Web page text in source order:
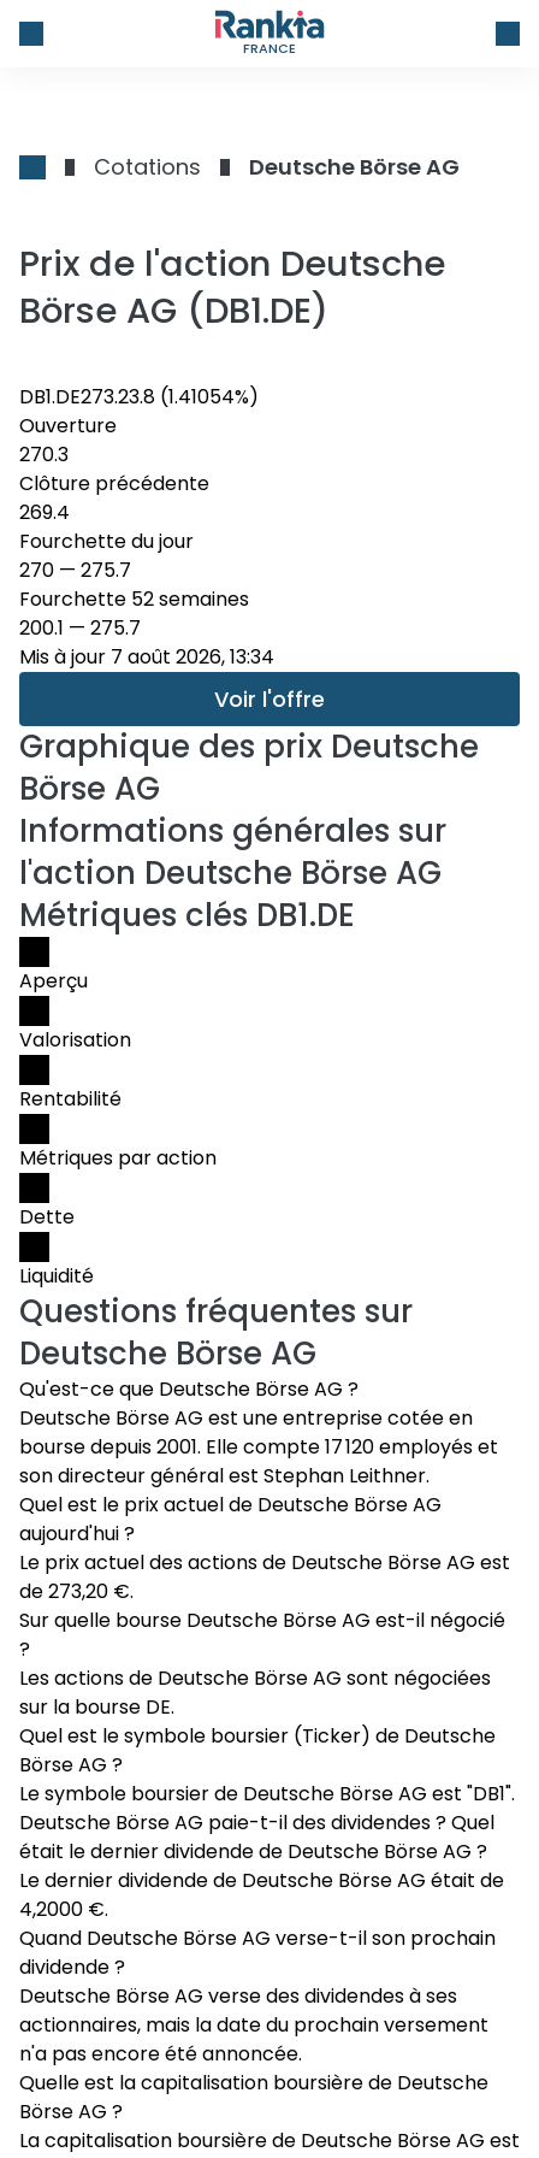
FRANCE
Cotations Deutsche Börse AG
Prix de l'action Deutsche
Börse AG (DB1.DE)
DB1.DE273.23.8 (1.41054%)
Ouverture
270.3
Clôture précédente
269.4
Fourchette du jour
270 — 275.7
Fourchette 52 semaines
200.1 — 275.7
Mis à jour 7 août 2026, 13:34
Voir l'offre
Graphique des prix Deutsche
Börse AG
Informations générales sur
l'action Deutsche Börse AG
Métriques clés DB1.DE
Aperçu
Valorisation
Rentabilité
Métriques par action
Dette
Liquidité
Questions fréquentes sur
Deutsche Börse AG
Qu'est-ce que Deutsche Börse AG ?
Deutsche Börse AG est une entreprise cotée en
bourse depuis 2001. Elle compte 17 120 employés et
son directeur général est Stephan Leithner.
Quel est le prix actuel de Deutsche Börse AG
aujourd'hui ?
Le prix actuel des actions de Deutsche Börse AG est
de 273,20 €.
Sur quelle bourse Deutsche Börse AG est-il négocié
?
Les actions de Deutsche Börse AG sont négociées
sur la bourse DE.
Quel est le symbole boursier (Ticker) de Deutsche
Börse AG ?
Le symbole boursier de Deutsche Börse AG est "DB1".
Deutsche Börse AG paie-t-il des dividendes ? Quel
était le dernier dividende de Deutsche Börse AG ?
Le dernier dividende de Deutsche Börse AG était de
4,2000 €.
Quand Deutsche Börse AG verse-t-il son prochain
dividende ?
Deutsche Börse AG verse des dividendes à ses
actionnaires, mais la date du prochain versement
n'a pas encore été annoncée.
Quelle est la capitalisation boursière de Deutsche
Börse AG ?
La capitalisation boursière de Deutsche Börse AG est